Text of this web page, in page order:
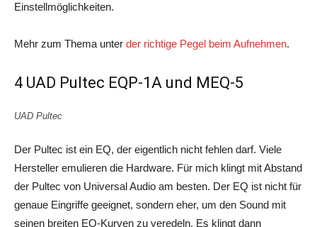
Einstellmöglichkeiten.
Mehr zum Thema unter der richtige Pegel beim Aufnehmen.
4 UAD Pultec EQP-1A und MEQ-5
UAD Pultec
Der Pultec ist ein EQ, der eigentlich nicht fehlen darf. Viele
Hersteller emulieren die Hardware. Für mich klingt mit Abstand
der Pultec von Universal Audio am besten. Der EQ ist nicht für
genaue Eingriffe geeignet, sondern eher, um den Sound mit
seinen breiten EQ-Kurven zu veredeln. Es klingt dann